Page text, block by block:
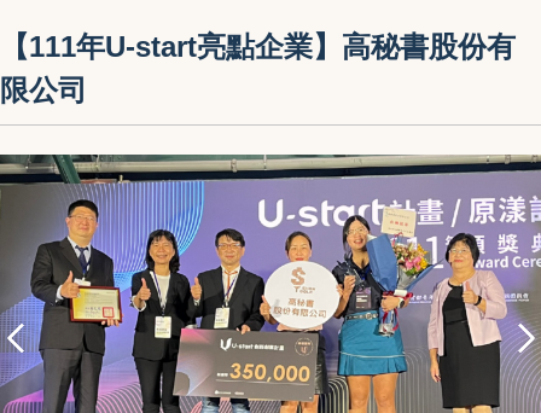
【111年U-start亮點企業】高秘書股份有
限公司